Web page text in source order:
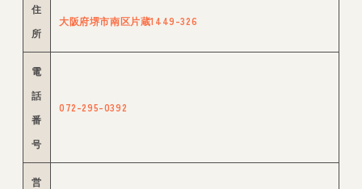
住
所
大阪府堺市南区片蔵1449-326
電
話
番
号
072-295-0392
営